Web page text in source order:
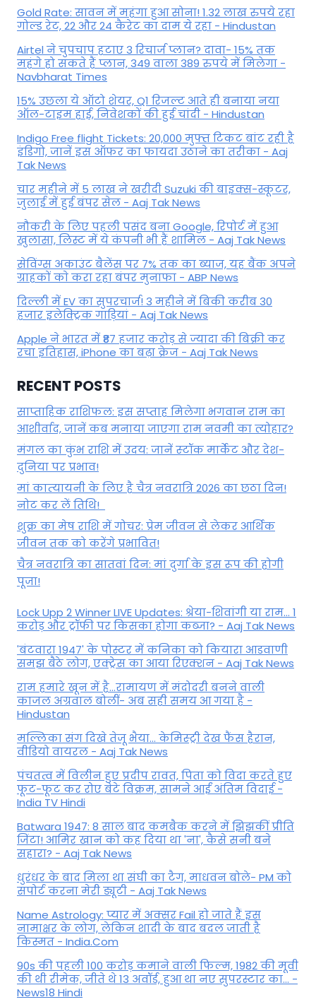
Gold Rate: सावन में महंगा हुआ सोना! 1.32 लाख रुपये रहा
गोल्ड रेट, 22 और 24 कैरेट का दाम ये रहा - Hindustan
Airtel ने चुपचाप हटाए 3 रिचार्ज प्लान? दावा- 15% तक
महंगे हो सकते हैं प्लान, 349 वाला 389 रुपये में मिलेगा -
Navbharat Times
15% उछला ये ऑटो शेयर, Q1 रिजल्ट आते ही बनाया नया
ऑल-टाइम हाई, निवेशकों की हुई चांदी - Hindustan
Indigo Free flight Tickets: 20,000 मुफ्त टिकट बांट रही है
इंडिगो, जानें इस ऑफर का फायदा उठाने का तरीका - Aaj
Tak News
चार महीने में 5 लाख ने खरीदी Suzuki की बाइक्स-स्कूटर,
जुलाई में हुई बंपर सेल - Aaj Tak News
नौकरी के लिए पहली पसंद बना Google, रिपोर्ट में हुआ
खुलासा, लिस्ट में ये कंपनी भी हैं शामिल - Aaj Tak News
सेविंग्स अकाउंट बैलेंस पर 7% तक का ब्याज, यह बैंक अपने
ग्राहकों काे करा रहा बंपर मुनाफा - ABP News
दिल्ली में EV का सुपरचार्ज! 3 महीने में बिकी करीब 30
हजार इलेक्ट्रिक गाड़ियां - Aaj Tak News
Apple ने भारत में ₹87 हजार करोड़ से ज्यादा की बिक्री कर
रचा इतिहास, iPhone का बढ़ा क्रेज - Aaj Tak News
RECENT POSTS
साप्ताहिक राशिफल: इस सप्ताह मिलेगा भगवान राम का
आशीर्वाद, जानें कब मनाया जाएगा राम नवमी का त्योहार?
मंगल का कुंभ राशि में उदय: जानें स्‍टॉक मार्केट और देश-
दुनिया पर प्रभाव!
मां कात्‍यायनी के लिए है चैत्र नवरात्रि 2026 का छठा दिन!
नोट कर लें तिथि!
शुक्र का मेष राशि में गोचर: प्रेम जीवन से लेकर आर्थिक
जीवन तक को करेंगे प्रभावित!
चैत्र नवरात्रि का सातवां दिन: मां दुर्गा के इस रूप की होगी
पूजा!
Lock Upp 2 Winner LIVE Updates: श्रेया-शिवांगी या राम... 1
करोड़ और ट्रॉफी पर किसका होगा कब्जा? - Aaj Tak News
'बंटवारा 1947' के पोस्टर में कनिका को कियारा आडवाणी
समझ बैठे लोग, एक्ट्रेस का आया रिएक्शन - Aaj Tak News
राम हमारे खून में है…रामायण में मंदोदरी बनने वाली
काजल अग्रवाल बोलीं- अब सही समय आ गया है -
Hindustan
मल्लिका संग दिखे तेजू भैया... केमिस्ट्री देख फैंस हैरान,
वीडियो वायरल - Aaj Tak News
पंचतत्व में विलीन हुए प्रदीप रावत, पिता को विदा करते हुए
फूट-फूट कर रोए बेटे विक्रम, सामने आईं अंतिम विदाई -
India TV Hindi
Batwara 1947: 8 साल बाद कमबैक करने में झिझकीं प्रीति
जिंटा! आमिर खान को कह दिया था 'ना', कैसे सनी बने
सहारा? - Aaj Tak News
धुरंधर के बाद मिला था संघी का टैग, माधवन बोले- PM को
सपोर्ट करना मेरी ड्यूटी - Aaj Tak News
Name Astrology: प्यार में अक्सर Fail हो जाते हैं इस
नामाक्षर के लोग, लेकिन शादी के बाद बदल जाती है
किस्मत - India.Com
90s की पहली 100 करोड़ कमाने वाली फिल्म, 1982 की मूवी
की थी रीमेक, जीते थे 13 अवॉर्ड, हुआ था नए सुपरस्टार का... -
News18 Hindi